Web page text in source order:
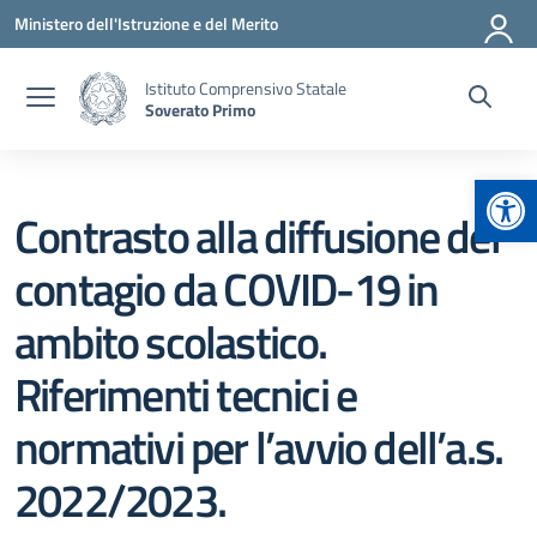
Vai ai contenuti
Vai al menu di navigazione
Vai al footer
Ministero dell'Istruzione e del Merito
Istituto Comprensivo Statale
Soverato Primo
Contrasto alla diffusione del
contagio da COVID-19 in
ambito scolastico.
Riferimenti tecnici e
normativi per l’avvio dell’a.s.
2022/2023.